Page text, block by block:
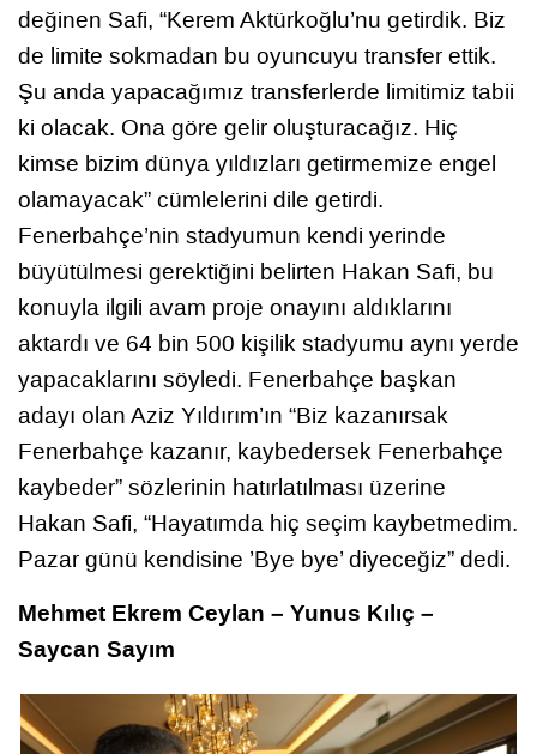
değinen Safi, “Kerem Aktürkoğlu’nu getirdik. Biz
de limite sokmadan bu oyuncuyu transfer ettik.
Şu anda yapacağımız transferlerde limitimiz tabii
ki olacak. Ona göre gelir oluşturacağız. Hiç
kimse bizim dünya yıldızları getirmemize engel
olamayacak” cümlelerini dile getirdi.
Fenerbahçe’nin stadyumun kendi yerinde
büyütülmesi gerektiğini belirten Hakan Safi, bu
konuyla ilgili avam proje onayını aldıklarını
aktardı ve 64 bin 500 kişilik stadyumu aynı yerde
yapacaklarını söyledi. Fenerbahçe başkan
adayı olan Aziz Yıldırım’ın “Biz kazanırsak
Fenerbahçe kazanır, kaybedersek Fenerbahçe
kaybeder” sözlerinin hatırlatılması üzerine
Hakan Safi, “Hayatımda hiç seçim kaybetmedim.
Pazar günü kendisine ’Bye bye’ diyeceğiz” dedi.
Mehmet Ekrem Ceylan – Yunus Kılıç –
Saycan Sayım